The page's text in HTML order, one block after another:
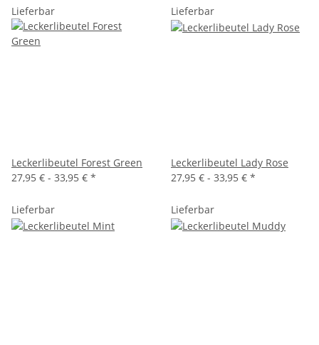
Lieferbar
Leckerlibeutel Forest Green
27,95 € - 33,95 € *
Lieferbar
Leckerlibeutel Lady Rose
27,95 € - 33,95 € *
Lieferbar Lieferbar